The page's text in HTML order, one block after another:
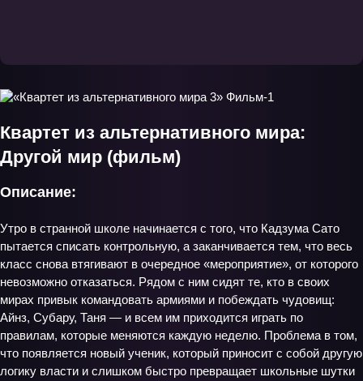
Квартет из альтернативного мира:
Другой мир (фильм)
Описание:
Утро в странной школе начинается с того, что Кадзума Сато
пытается списать контрольную, а заканчивается тем, что весь
класс снова втягивают в очередное «мероприятие», от которого
невозможно отказаться. Рядом с ним сидят те, кто в своих
мирах привык командовать армиями и побеждать чудовищ:
Айнз, Субару, Таня — и всем им приходится играть по
правилам, которые меняются каждую неделю. Проблема в том,
что появляется новый ученик, который приносит с собой другую
логику власти и слишком быстро превращает школьные шутки